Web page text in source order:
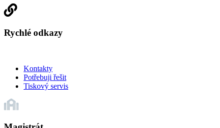
Rychlé odkazy
Kontakty
Potřebuji řešit
Tiskový servis